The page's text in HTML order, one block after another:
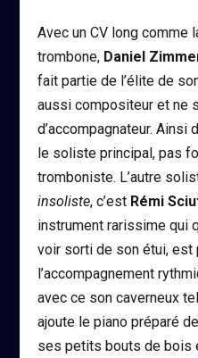
Avec un CV long comme
trombone, Daniel
fait partie de l’élite de
aussi compositeur et ne
d’accompagnateur. Ainsi
le soliste principal, pas
tromboniste. L’autre
insoliste, c’est Rémi
instrument rarissime qui
voir sorti de son étui, est
l’accompagnement
avec ce son caverneux
ajoute le piano préparé de
ses petits bouts de bois